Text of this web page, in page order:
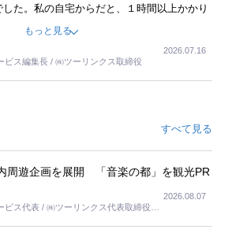
た。私の自宅からだと、１時間以上かかり
近いという理由で、その施設を選択したので
、半日仕事ででした。シニアの住まい選び
話をする家族の足の便も考えない外池ない
もっと見る
ビス編集長 / ㈱ツーリンクス取締役
2026.07.16
すべて見る
周遊企画を展開 「音楽の都」を観光PR
ス代表 / ㈱ツーリンクス代表取締役社
2026.08.07